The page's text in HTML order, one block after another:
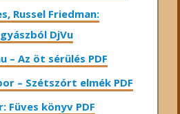
Russel Friedman:
DjVu
– Az öt sérülés PDF
– Szétszórt elmék PDF
Füves könyv PDF